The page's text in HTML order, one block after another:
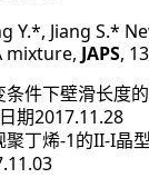
Y.*, Jiang S.*
mixture, JAPS,
条件下壁滑长度
期2017.11.28
聚丁烯-1 的II-I晶
03